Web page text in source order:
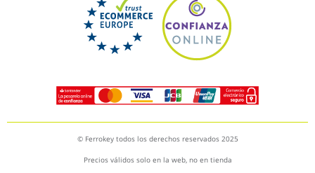
© Ferrokey todos los derechos reservados 2025
Precios válidos solo en la web, no en tienda